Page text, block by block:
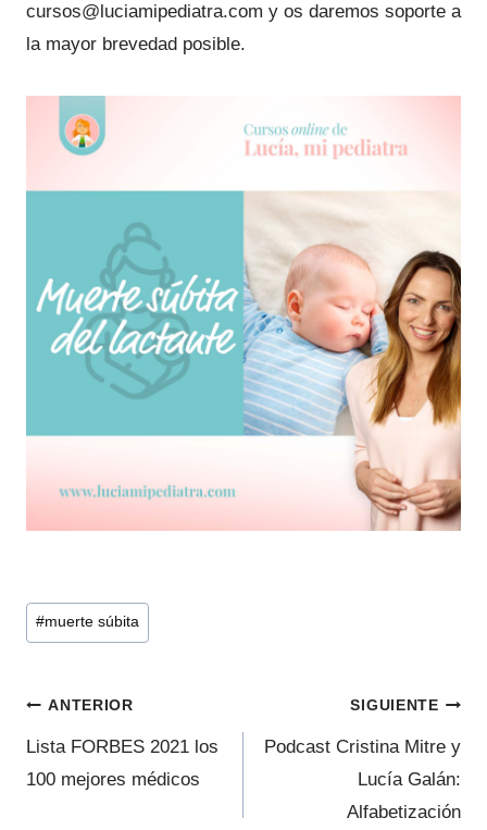
cursos@luciamipediatra.com y os daremos soporte a
la mayor brevedad posible.
Etiquetas
de
entrada:
#muerte súbita
Navegación
de
entradas
ANTERIOR
Lista FORBES 2021 los
100 mejores médicos
SIGUIENTE
Podcast Cristina Mitre y
Lucía Galán:
Alfabetización